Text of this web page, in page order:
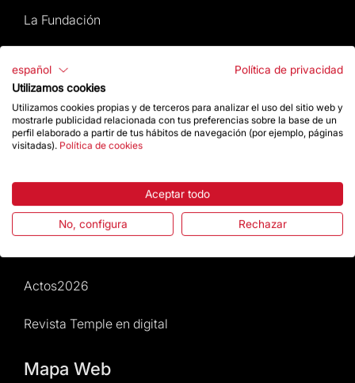
La Fundación
Atención al Visitante
Normativa y condiciones de compra
Agenda
Actos2026
Revista Temple en digital
Mapa Web
español
Política de privacidad
Utilizamos cookies
Utilizamos cookies propias y de terceros para analizar el uso del sitio web y
mostrarle publicidad relacionada con tus preferencias sobre la base de un
perfil elaborado a partir de tus hábitos de navegación (por ejemplo, páginas
visitadas). Política de cookies
Aceptar todo
No, configura Rechazar